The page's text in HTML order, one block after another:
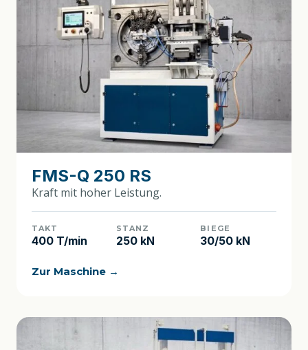
FMS-Q 250 RS
Kraft mit hoher Leistung.
TAKT
400 T/min
STANZ
250 kN
BIEGE
30/50 kN
Zur Maschine →